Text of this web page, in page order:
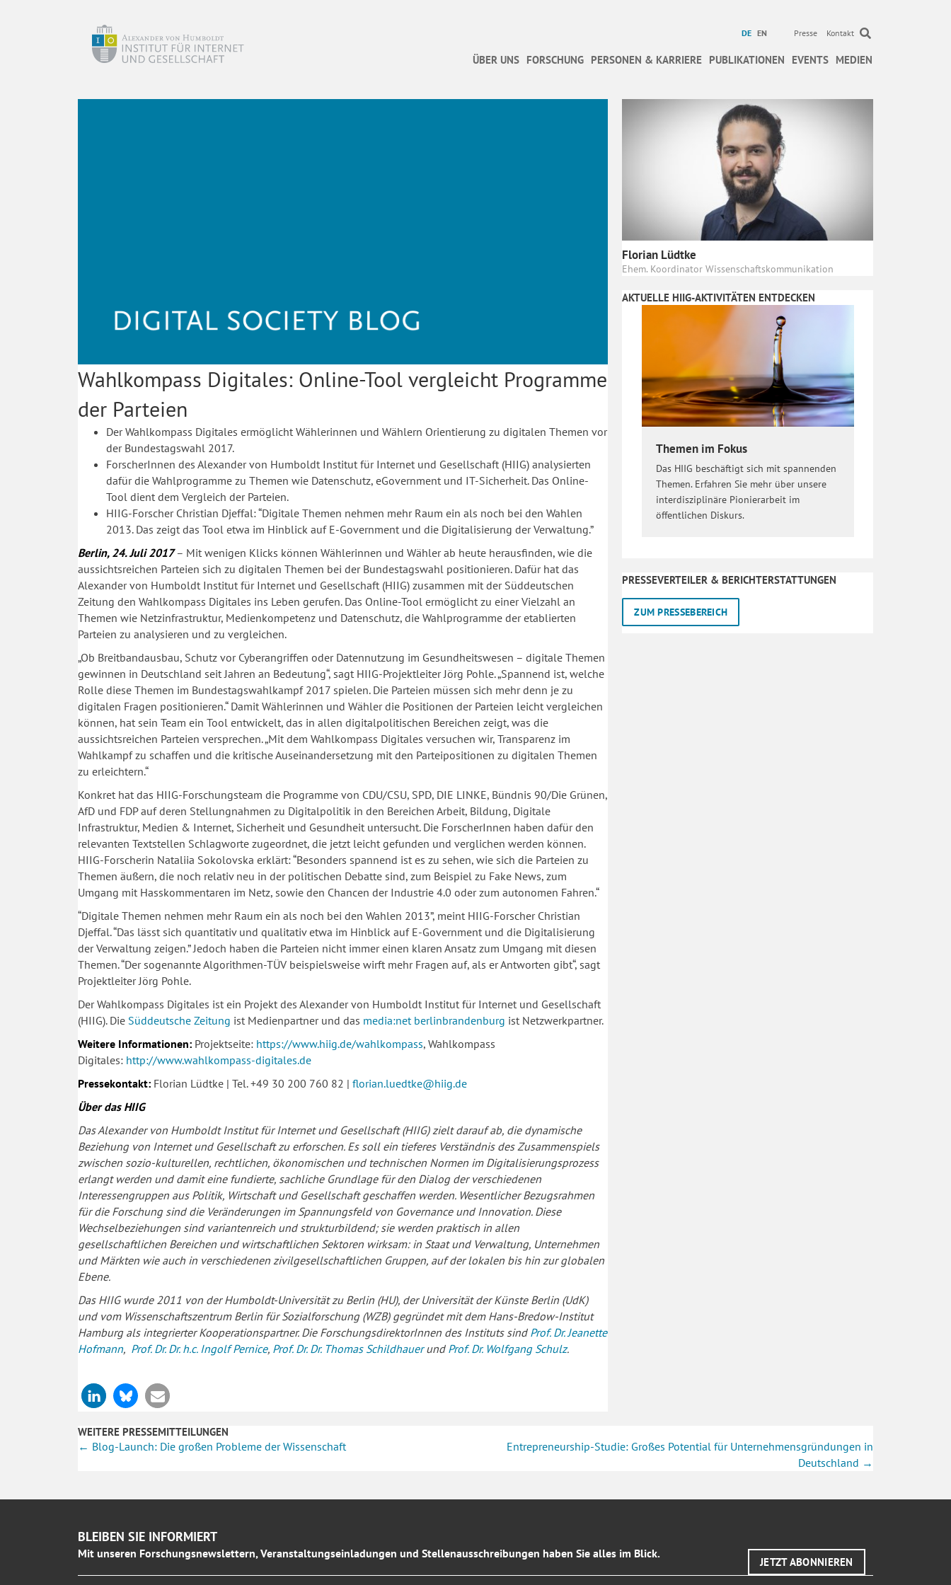
DE EN Presse Kontakt
ÜBER UNS FORSCHUNG PERSONEN & KARRIERE PUBLIKATIONEN EVENTS MEDIEN
Wahlkompass Digitales: Online-Tool vergleicht Programme
der Parteien
Der Wahlkompass Digitales ermöglicht Wählerinnen und Wählern Orientierung zu digitalen Themen vor
der Bundestagswahl 2017.
ForscherInnen des Alexander von Humboldt Institut für Internet und Gesellschaft (HIIG) analysierten
dafür die Wahlprogramme zu Themen wie Datenschutz, eGovernment und IT-Sicherheit. Das Online-
Tool dient dem Vergleich der Parteien.
HIIG-Forscher Christian Djeffal: “Digitale Themen nehmen mehr Raum ein als noch bei den Wahlen
2013. Das zeigt das Tool etwa im Hinblick auf E-Government und die Digitalisierung der Verwaltung.”
Berlin, 24. Juli 2017– Mit wenigen Klicks können Wählerinnen und Wähler ab heute herausfinden, wie die
aussichtsreichen Parteien sich zu digitalen Themen bei der Bundestagswahl positionieren. Dafür hat das
Alexander von Humboldt Institut für Internet und Gesellschaft (HIIG) zusammen mit der Süddeutschen
Zeitung den Wahlkompass Digitales ins Leben gerufen. Das Online-Tool ermöglicht zu einer Vielzahl an
Themen wie Netzinfrastruktur, Medienkompetenz und Datenschutz, die Wahlprogramme der etablierten
Parteien zu analysieren und zu vergleichen.
„Ob Breitbandausbau, Schutz vor Cyberangriffen oder Datennutzung im Gesundheitswesen – digitale Themen
gewinnen in Deutschland seit Jahren an Bedeutung“, sagt HIIG-Projektleiter Jörg Pohle. „Spannend ist, welche
Rolle diese Themen im Bundestagswahlkampf 2017 spielen. Die Parteien müssen sich mehr denn je zu
digitalen Fragen positionieren.“ Damit Wählerinnen und Wähler die Positionen der Parteien leicht vergleichen
können, hat sein Team ein Tool entwickelt, das in allen digitalpolitischen Bereichen zeigt, was die
aussichtsreichen Parteien versprechen. „Mit dem Wahlkompass Digitales versuchen wir, Transparenz im
Wahlkampf zu schaffen und die kritische Auseinandersetzung mit den Parteipositionen zu digitalen Themen
zu erleichtern.“
Konkret hat das HIIG-Forschungsteam die Programme von CDU/CSU, SPD, DIE LINKE, Bündnis 90/Die Grünen,
AfD und FDP auf deren Stellungnahmen zu Digitalpolitik in den Bereichen Arbeit, Bildung, Digitale
Infrastruktur, Medien & Internet, Sicherheit und Gesundheit untersucht. Die ForscherInnen haben dafür den
relevanten Textstellen Schlagworte zugeordnet, die jetzt leicht gefunden und verglichen werden können.
HIIG-Forscherin Nataliia Sokolovska erklärt: “Besonders spannend ist es zu sehen, wie sich die Parteien zu
Themen äußern, die noch relativ neu in der politischen Debatte sind, zum Beispiel zu Fake News, zum
Umgang mit Hasskommentaren im Netz, sowie den Chancen der Industrie 4.0 oder zum autonomen Fahren.“
“Digitale Themen nehmen mehr Raum ein als noch bei den Wahlen 2013”, meint HIIG-Forscher Christian
Djeffal. “Das lässt sich quantitativ und qualitativ etwa im Hinblick auf E-Government und die Digitalisierung
der Verwaltung zeigen.” Jedoch haben die Parteien nicht immer einen klaren Ansatz zum Umgang mit diesen
Themen. “Der sogenannte Algorithmen-TÜV beispielsweise wirft mehr Fragen auf, als er Antworten gibt“, sagt
Projektleiter Jörg Pohle.
Der Wahlkompass Digitales ist ein Projekt des Alexander von Humboldt Institut für Internet und Gesellschaft
(HIIG). Die Süddeutsche Zeitung ist Medienpartner und das media:net berlinbrandenburg ist Netzwerkpartner.
Weitere Informationen: Projektseite: https://www.hiig.de/wahlkompass, Wahlkompass
Digitales: http://www.wahlkompass-digitales.de
Pressekontakt: Florian Lüdtke | Tel. +49 30 200 760 82 | florian.luedtke@hiig.de
Über das HIIG
Das Alexander von Humboldt Institut für Internet und Gesellschaft (HIIG) zielt darauf ab, die dynamische
Beziehung von Internet und Gesellschaft zu erforschen. Es soll ein tieferes Verständnis des Zusammenspiels
zwischen sozio-kulturellen, rechtlichen, ökonomischen und technischen Normen im Digitalisierungsprozess
erlangt werden und damit eine fundierte, sachliche Grundlage für den Dialog der verschiedenen
Interessengruppen aus Politik, Wirtschaft und Gesellschaft geschaffen werden. Wesentlicher Bezugsrahmen
für die Forschung sind die Veränderungen im Spannungsfeld von Governance und Innovation. Diese
Wechselbeziehungen sind variantenreich und strukturbildend; sie werden praktisch in allen
gesellschaftlichen Bereichen und wirtschaftlichen Sektoren wirksam: in Staat und Verwaltung, Unternehmen
und Märkten wie auch in verschiedenen zivilgesellschaftlichen Gruppen, auf der lokalen bis hin zur globalen
Ebene.
Das HIIG wurde 2011 von der Humboldt-Universität zu Berlin (HU), der Universität der Künste Berlin (UdK)
und vom Wissenschaftszentrum Berlin für Sozialforschung (WZB) gegründet mit dem Hans-Bredow-Institut
Hamburg als integrierter Kooperationspartner. Die ForschungsdirektorInnen des Instituts sind Prof. Dr. Jeanette
Hofmann, Prof. Dr. Dr. h.c. Ingolf Pernice, Prof. Dr. Dr. Thomas Schildhauerund Prof. Dr. Wolfgang Schulz.
Florian Lüdtke
Ehem. Koordinator Wissenschaftskommunikation
AKTUELLE HIIG-AKTIVITÄTEN ENTDECKEN
Themen im Fokus
Das HIIG beschäftigt sich mit spannenden
Themen. Erfahren Sie mehr über unsere
interdisziplinäre Pionierarbeit im
öffentlichen Diskurs.
PRESSEVERTEILER & BERICHTERSTATTUNGEN
ZUM PRESSEBEREICH
WEITERE PRESSEMITTEILUNGEN
Posts
← Blog-Launch: Die großen Probleme der Wissenschaft
Entrepreneurship-Studie: Großes Potential für Unternehmensgründungen in
Deutschland →
BLEIBEN SIE INFORMIERT
Mit unseren Forschungsnewslettern, Veranstaltungseinladungen und Stellenausschreibungen haben Sie alles im Blick.
JETZT ABONNIEREN